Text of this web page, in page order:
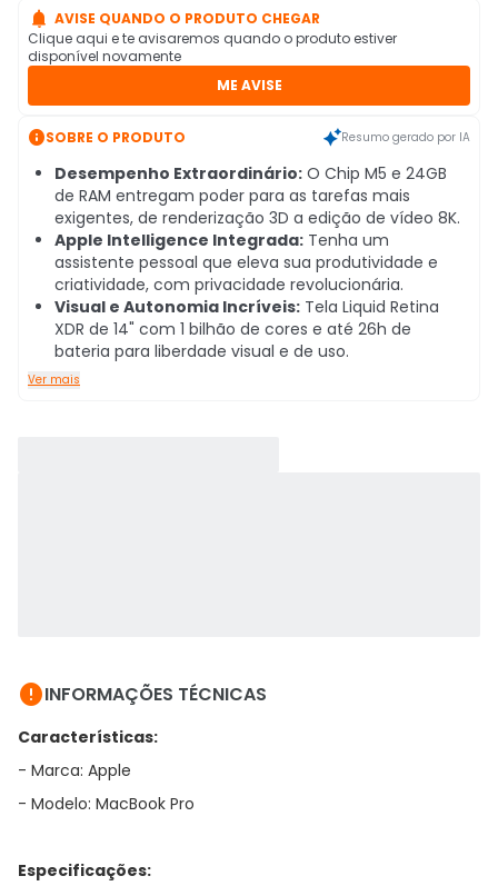
 AVISE QUANDO O PRODUTO CHEGAR
Clique aqui e te avisaremos quando o produto estiver
disponível novamente
ME AVISE
SOBRE O PRODUTO Resumo gerado por IA
Desempenho Extraordinário: O Chip M5 e 24GB
de RAM entregam poder para as tarefas mais
exigentes, de renderização 3D a edição de vídeo 8K.
Apple Intelligence Integrada: Tenha um
assistente pessoal que eleva sua produtividade e
criatividade, com privacidade revolucionária.
Visual e Autonomia Incríveis: Tela Liquid Retina
XDR de 14" com 1 bilhão de cores e até 26h de
bateria para liberdade visual e de uso.
Ver mais
INFORMAÇÕES TÉCNICAS
Características:
- Marca: Apple
- Modelo: MacBook Pro
Especificações: